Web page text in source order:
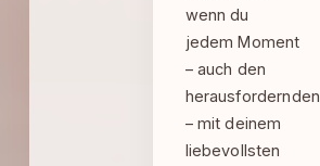
wenn du
jedem Moment
– auch den
herausfordernden
– mit deinem
liebevollsten